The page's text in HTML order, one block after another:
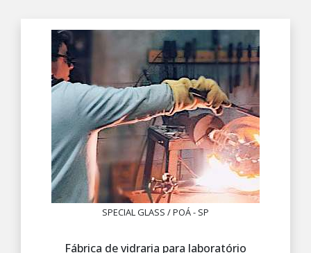
SPECIAL GLASS / POÁ - SP
Fábrica de vidraria para laboratório